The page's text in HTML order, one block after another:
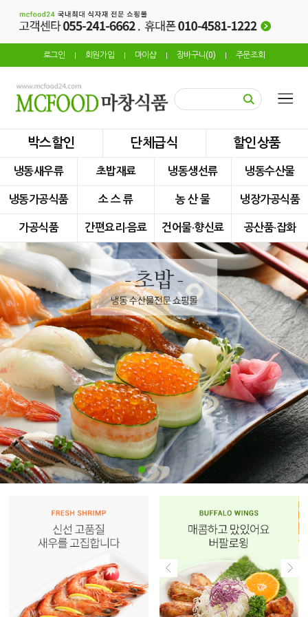
로그인 회원가입 마이샵 장바구니(0) 주문조회
박스할인 단체급식 할인상품
냉동새우류 초밥재료 냉동생선류 냉동수산물
냉동가공식품 소 스 류 농 산 물 냉장가공식품
가공식품 간편요리·음료 건어물·향신료 공산품·잡화